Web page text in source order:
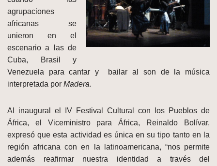
agrupaciones
africanas se
unieron en el
escenario a las de
Cuba, Brasil y
Venezuela para cantar y bailar al son de la música
interpretada por Madera.
Al inaugural el IV Festival Cultural con los Pueblos de
África, el Viceministro para África, Reinaldo Bolívar,
expresó que esta actividad es única en su tipo tanto en la
región africana con en la latinoamericana, “nos permite
además reafirmar nuestra identidad a través del